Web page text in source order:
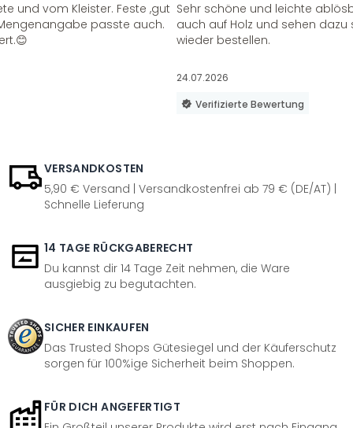
und vom Kleister. Feste ,gut
passte auch.
Sehr schöne und leichte
auch auf Holz und sehen
wieder bestellen.
24.07.2026
Verifizierte Bewertung
VERSANDKOSTEN
5,90 € Versand | Versandkostenfrei ab 79 € (DE/AT) |
Schnelle Lieferung
14 TAGE RÜCKGABERECHT
Du kannst dir 14 Tage Zeit nehmen, die Ware
ausgiebig zu begutachten.
SICHER EINKAUFEN
Das Trusted Shops Gütesiegel und der Käuferschutz
sorgen für 100%ige Sicherheit beim Shoppen.
FÜR DICH ANGEFERTIGT